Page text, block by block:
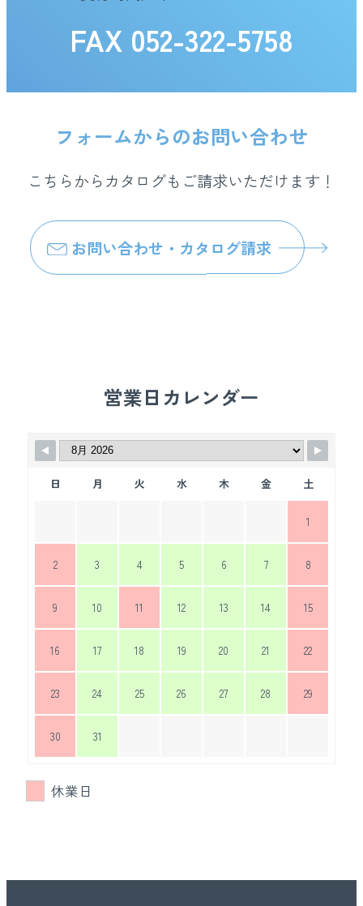
FAX 052-322-5758
フォームからのお問い合わせ
こちらからカタログもご請求いただけます！
お問い合わせ・カタログ請求
営業日カレンダー
日 月 火 水 木 金 土
1
2 3 4 5 6 7 8
9 10 11 12 13 14 15
16 17 18 19 20 21 22
23 24 25 26 27 28 29
30 31
休業日